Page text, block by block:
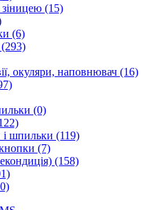
(15)
(6)
(293)
окуляри, наповнювач (16)
(0)
і шпильки (119)
(7)
(158)